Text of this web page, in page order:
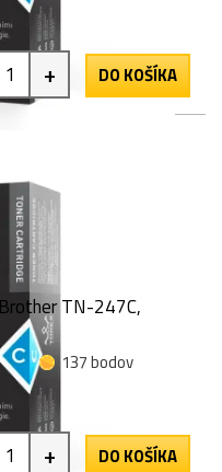
+ DO KOŠÍKA
TN-247C,
137 bodov
+ DO KOŠÍKA